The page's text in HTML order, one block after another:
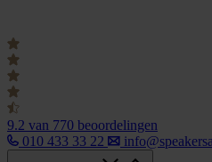
9.2 van 770 beoordelingen
010 433 33 22